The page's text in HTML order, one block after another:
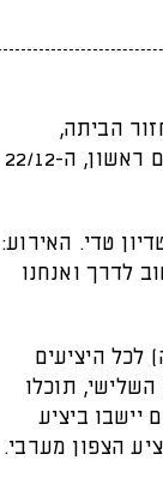
הביתה,
ולהתחיל את ההתמודדות על גביע המדינה. המשחק יתקיים ביום ראשון, ה-22/12
טדי. האירוע:
לדרך ואנחנו
לכל היציעים
תוכלו
יישבו ביציע